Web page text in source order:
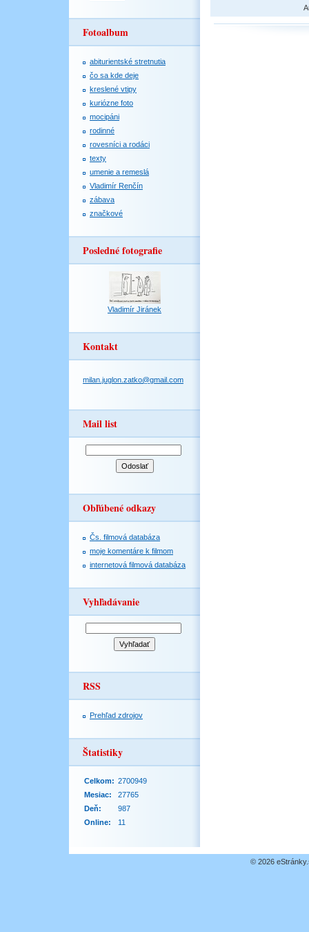
Fotoalbum
abiturientské stretnutia
čo sa kde deje
kreslené vtipy
kuriózne foto
mocipáni
rodinné
rovesníci a rodáci
texty
umenie a remeslá
Vladimír Renčín
zábava
značkové
Posledné fotografie
Vladimír Jiránek
Kontakt
milan.juglon.zatko@gmail.com
Mail list
Obľúbené odkazy
Čs. filmová databáza
moje komentáre k filmom
internetová filmová databáza
Vyhľadávanie
RSS
Prehľad zdrojov
Štatistiky
Online: 11
Celkom: 2700949
Mesiac:
27765
Deň:
987
© 2026